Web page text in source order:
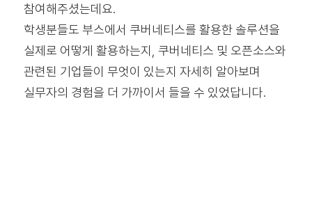
참여해주셨는데요.
학생분들도 부스에서 쿠버네티스를 활용한 솔루션을
실제로 어떻게 활용하는지, 쿠버네티스 및 오픈소스와
관련된 기업들이 무엇이 있는지 자세히 알아보며
실무자의 경험을 더 가까이서 들을 수 있었답니다.